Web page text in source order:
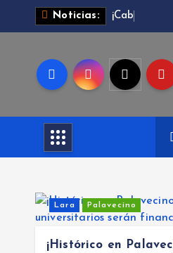
o
Noticias: ¡Cab
Lara Palavecino
¡Histórico en